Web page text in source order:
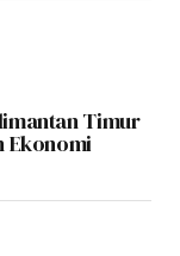
Timur
Ekonomi